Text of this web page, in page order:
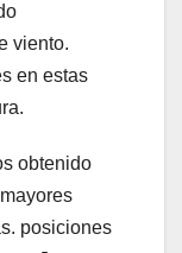
viento.
en estas
obtenido
posiciones